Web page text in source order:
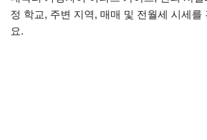
정 학교, 주변 지역, 매매 및 전월세 시세를
요.